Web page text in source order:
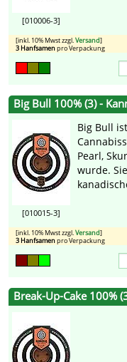
[010006-3]
[inkl. 10% Mwst zzgl.Versand]
3 Hanfsamenpro Verpackung
Big Bull 100% (3) -
[010015-3]
Big Bull
Pearl,
wurde.
[inkl. 10% Mwst zzgl.Versand]
3 Hanfsamenpro Verpackung
Break-Up-Cake 100%